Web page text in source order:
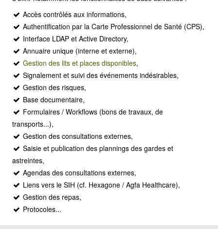
MODX
BLOG
CONTACT
OFFRES E-SANTÉ
Rechercher
Accès contrôlés aux informations,
Authentification par la Carte Professionnel de Santé (CPS),
Interface LDAP et Active Directory,
Annuaire unique (interne et externe),
Gestion des lits et places disponibles,
Signalement et suivi des événements indésirables,
Gestion des risques,
Base documentaire,
Formulaires / Workflows (bons de travaux, de
transports...),
Gestion des consultations externes,
Saisie et publication des plannings des gardes et
astreintes,
Agendas des consultations externes,
Liens vers le SIH (cf. Hexagone / Agfa Healthcare),
Gestion des repas,
Protocoles...